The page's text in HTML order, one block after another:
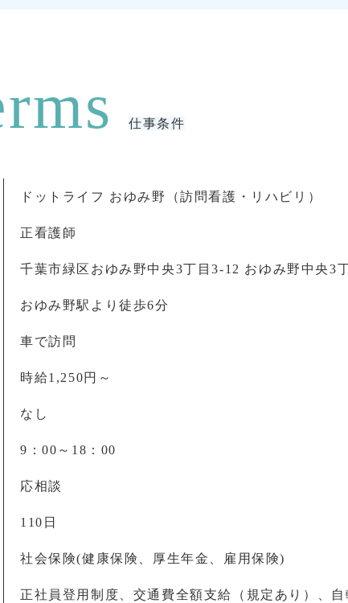
仕事条件
ドットライフ おゆみ野（訪問看護・リハビリ）
正看護師
千葉市緑区おゆみ野中央3丁目3-12 おゆみ野中央
おゆみ野駅より徒歩6分
車で訪問
時給1,250円～
なし
9：00～18：00
応相談
110日
社会保険(健康保険、厚生年金、雇用保険)
正社員登用制度、交通費全額支給（規定あり）、